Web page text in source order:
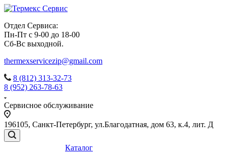
Отдел Сервиса:
Пн-Пт с 9-00 до 18-00
Сб-Вс выходной.
thermexservicezip@gmail.com
8 (812) 313-32-73
8 (952) 263-78-63
Сервисное обслуживание
196105, Санкт-Петербург, ул.Благодатная, дом 63, к.4, лит. Д
Каталог